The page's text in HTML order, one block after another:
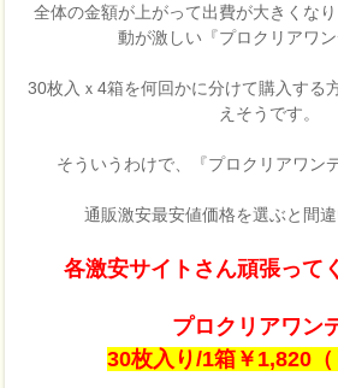
全体の金額が上がって出費が大きくな
動が激しい『プロクリアワン
30枚入ｘ4箱を何回かに分けて購入する
えそうです。
そういうわけで、『プロクリアワン
通販激安最安値価格を選ぶと間違
各激安サイトさん頑張って
プロクリアワン
30枚入り/1箱￥1,820（